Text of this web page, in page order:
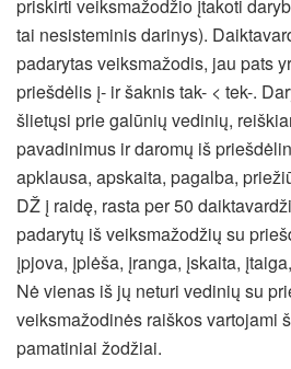
priskirti veiksmažodžio įtakoti
tai nesisteminis darinys).
padarytas veiksmažodis, jau pats
priešdėlis į- ir šaknis tak- < tek-.
šlietųsi prie galūnių vedinių,
pavadinimus ir daromų iš
apklausa, apskaita, pagalba,
DŽ į raidę, rasta per 50
padarytų iš veiksmažodžių su
įpjova, įplėša, įranga, įskaita,
Nė vienas iš jų neturi vedinių su
veiksmažodinės raiškos vartojami
pamatiniai žodžiai.